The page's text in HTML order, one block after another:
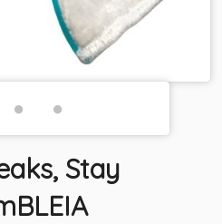
Stay